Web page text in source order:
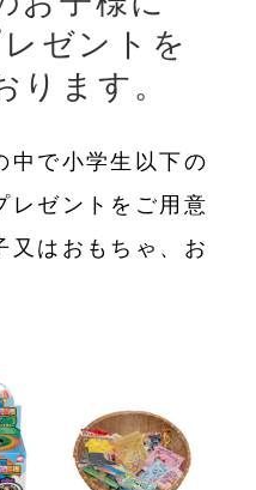
ゼントを
ります。
中で小学生以下の
レゼントをご用意
又はおもちゃ、お